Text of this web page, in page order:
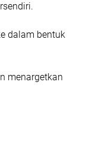
dalam bentuk
menargetkan